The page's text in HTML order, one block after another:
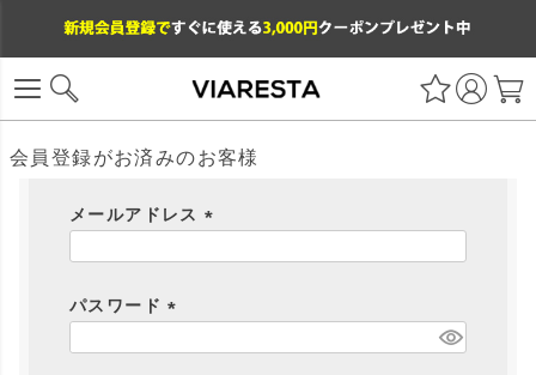
会員登録がお済みのお客様
メールアドレス
パスワード